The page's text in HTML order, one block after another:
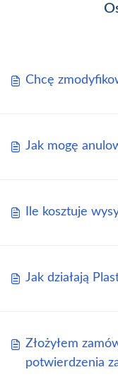
Chcę
Jak mogę
Ile kosztuje
Jak działają
Złożyłem
potwierdzenia